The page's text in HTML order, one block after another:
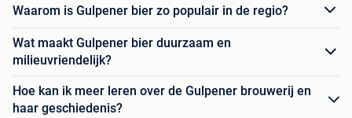
Waarom is Gulpener bier zo populair in de regio?
Wat maakt Gulpener bier duurzaam en
milieuvriendelijk?
Hoe kan ik meer leren over de Gulpener brouwerij en
haar geschiedenis?